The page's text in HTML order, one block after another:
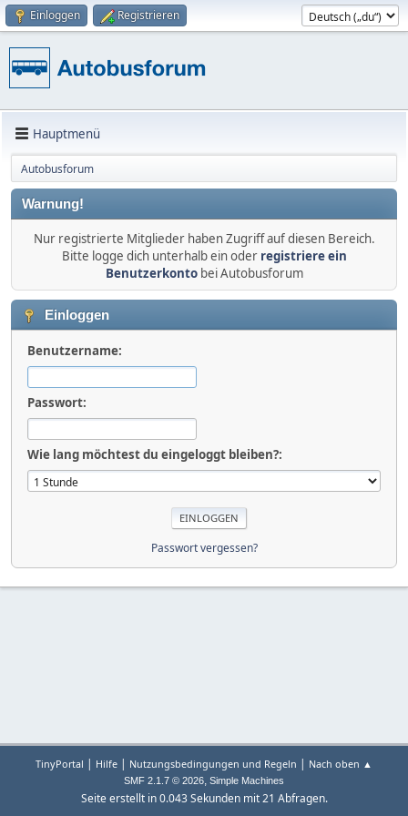
Einloggen Registrieren
Hauptmenü
Autobusforum
Warnung!
Nur registrierte Mitglieder haben Zugriff auf diesen Bereich.
Bitte logge dich unterhalb ein oder registriere ein
Benutzerkontobei Autobusforum
Einloggen
Benutzername:
Passwort:
Wie lang möchtest du eingeloggt bleiben?:
Passwort vergessen?
TinyPortal | Hilfe | Nutzungsbedingungen und Regeln | Nach oben ▲
SMF 2.1.7 © 2026, Simple Machines
Seite erstellt in 0.043 Sekunden mit 21 Abfragen.